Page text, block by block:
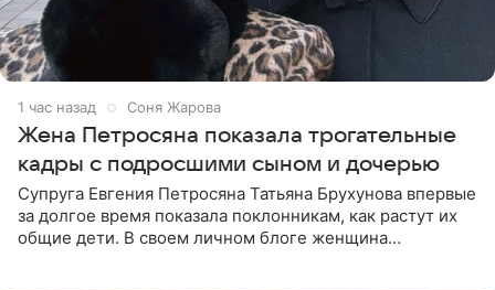
1 час назад Соня Жарова
Жена Петросяна показала трогательные
кадры с подросшими сыном и дочерью
Супруга Евгения Петросяна Татьяна Брухунова впервые
за долгое время показала поклонникам, как растут их
общие дети. В своем личном блоге женщина